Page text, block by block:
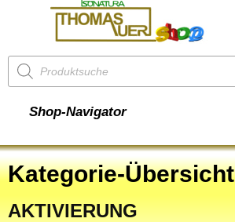
Shop-Navigator
Kategorie-Übersicht
AKTIVIERUNG